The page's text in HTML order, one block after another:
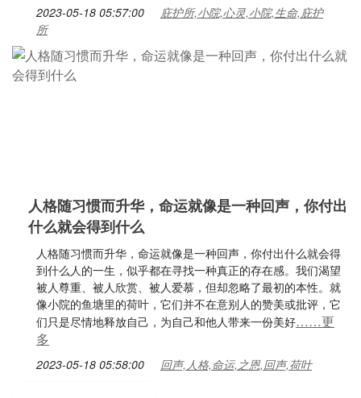
2023-05-18 05:57:00
庇护所,小院,心灵,小院,生命,庇护
所
人格随习惯而升华，命运就像是一种回声，你付出
什么就会得到什么
人格随习惯而升华，命运就像是一种回声，你付出什么就会得
到什么人的一生，似乎都在寻找一种真正的存在感。我们渴望
被人尊重、被人欣赏、被人爱慕，但却忽略了最初的本性。就
像小院的鱼塘里的荷叶，它们并不在意别人的赞美或批评，它
们只是尽情地释放自己，为自己和他人带来一份美好……更
多
2023-05-18 05:58:00 回声,人格,命运,之恩,回声,荷叶